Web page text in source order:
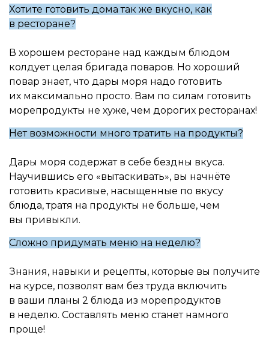
Хотите готовить дома так же вкусно, как
в ресторане?
В хорошем ресторане над каждым блюдом
колдует целая бригада поваров. Но хороший
повар знает, что дары моря надо готовить
их максимально просто. Вам по силам готовить
морепродукты не хуже, чем дорогих ресторанах!
Нет возможности много тратить на продукты?
Дары моря содержат в себе бездны вкуса.
Научившись его «вытаскивать», вы начнёте
готовить красивые, насыщенные по вкусу
блюда, тратя на продукты не больше, чем
вы привыкли.
Сложно придумать меню на неделю?
Знания, навыки и рецепты, которые вы получите
на курсе, позволят вам без труда включить
в ваши планы 2 блюда из морепродуктов
в неделю. Составлять меню станет намного
проще!